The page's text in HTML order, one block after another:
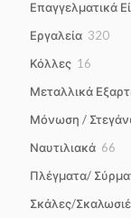
Επαγγελματικά
Εργαλεία 320320
Κόλλες 16
Μεταλλικά
Μόνωση /
Ναυτιλιακά 66
Πλέγματα/
Σκάλες/